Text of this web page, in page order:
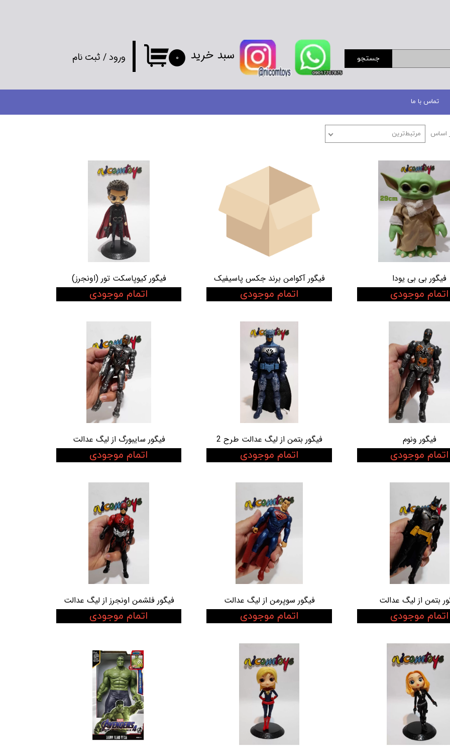
ورود/ ثبت نام
خروج از
حساب کاربری
جستجو ۰ سبد خرید
تماس با ما
اساس مرتبط‌ترین
فیگور بی بی یودا
اتمام موجودی
فیگور آکوامن برند جکس پاسیفیک
اتمام موجودی
فیگور کیوپاسکت تور (اونجرز)
اتمام موجودی
فیگور ونوم
اتمام موجودی
فیگور بتمن از لیگ عدالت طرح 2
اتمام موجودی
فیگور سایبورگ از لیگ عدالت
اتمام موجودی
بتمن از لیگ عدالت
اتمام موجودی
فیگور سوپرمن از لیگ عدالت
اتمام موجودی
فیگور فلشمن اونجرز از لیگ عدالت
اتمام موجودی